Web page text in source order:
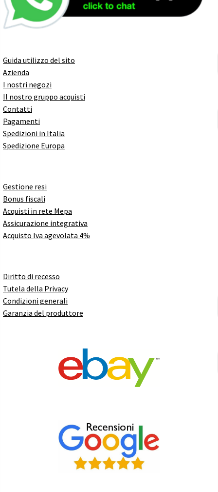
Guida utilizzo del sito
Azienda
I nostri negozi
Il nostro gruppo acquisti
Contatti
Pagamenti
Spedizioni in Italia
Spedizione Europa
Gestione resi
Bonus fiscali
Acquisti in rete Mepa
Assicurazione integrativa
Acquisto Iva agevolata 4%
Diritto di recesso
Tutela della Privacy
Condizioni generali
Garanzia del produttore